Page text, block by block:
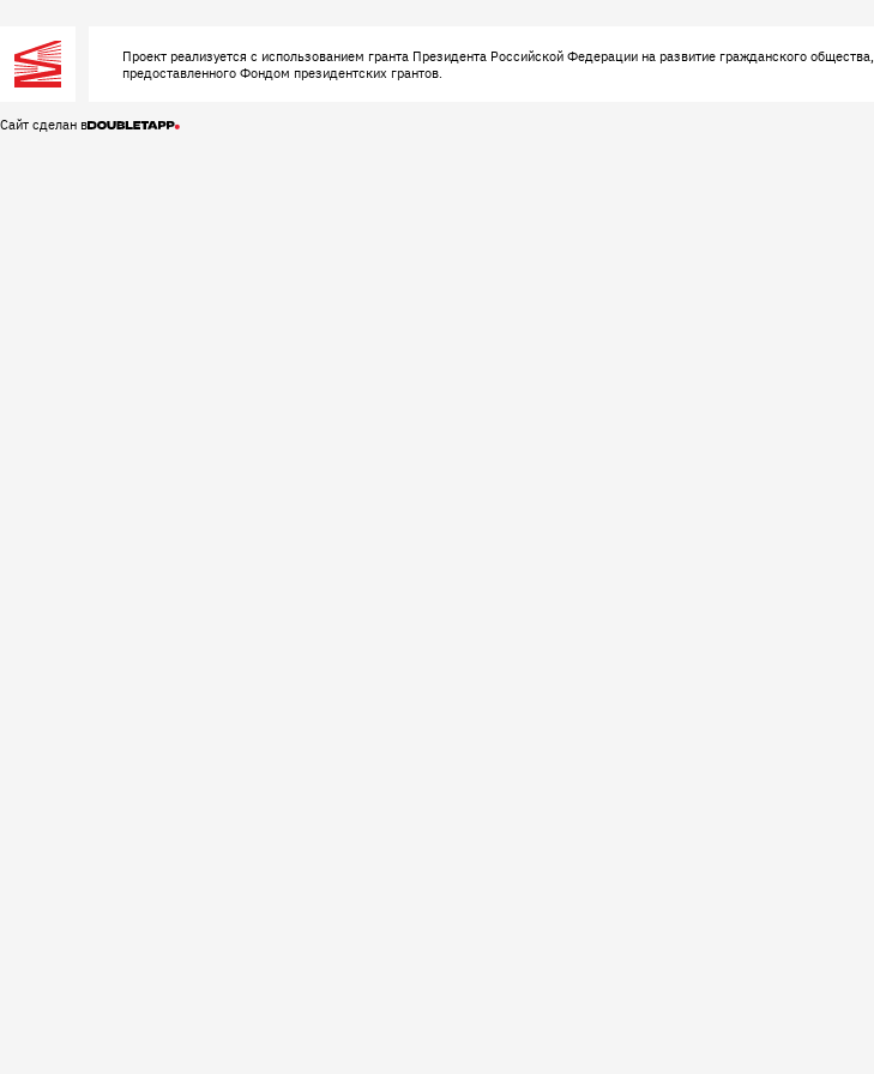
Проект реализуется с использованием гранта Президента Российской Федерации на развитие гражданского общества,
предоставленного Фондом президентских грантов.
Сайт сделан в